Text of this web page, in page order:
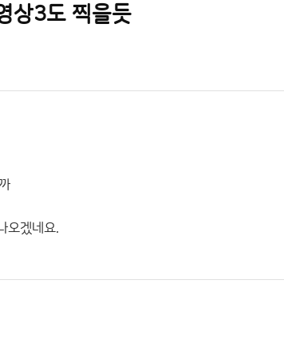
상3도 찍을듯
오겠네요.